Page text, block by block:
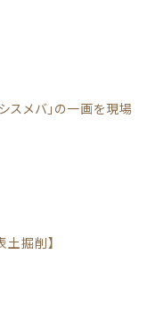
メバ」の一画を現場
土掘削】